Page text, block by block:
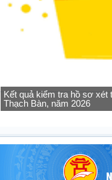
Tra cứu thông tin lớp học